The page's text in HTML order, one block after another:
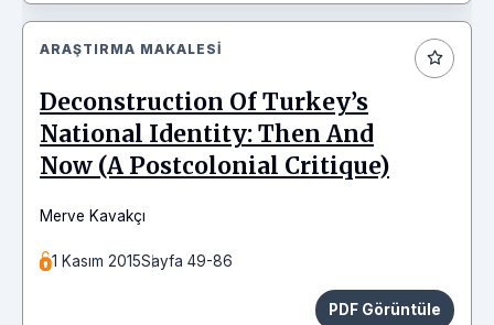
ARAŞTIRMA MAKALESI
Deconstruction Of Turkey’s
National Identity: Then And
Now (A Postcolonial Critique)
Merve Kavakçı
1 Kasım 2015Sayfa 49-86
PDF Görüntüle